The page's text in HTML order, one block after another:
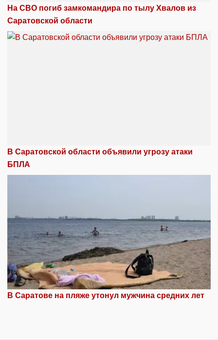
На СВО погиб замкомандира по тылу Хвалов из
Саратовской области
В Саратовской области объявили угрозу атаки
БПЛА
В Саратове на пляже утонул мужчина средних лет